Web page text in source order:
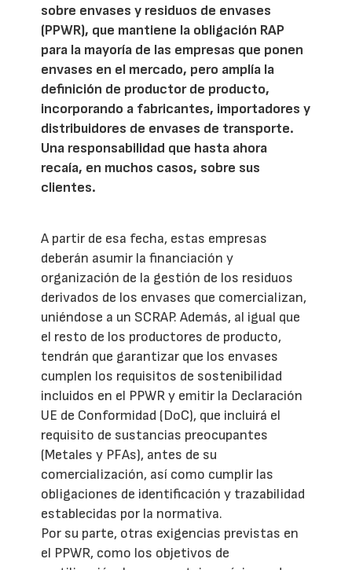
sobre envases y residuos de envases
(PPWR), que mantiene la obligación RAP
para la mayoría de las empresas que ponen
envases en el mercado, pero amplía la
definición de productor de producto,
incorporando a fabricantes, importadores y
distribuidores de envases de transporte.
Una responsabilidad que hasta ahora
recaía, en muchos casos, sobre sus
clientes.
A partir de esa fecha, estas empresas
deberán asumir la financiación y
organización de la gestión de los residuos
derivados de los envases que comercializan,
uniéndose a un SCRAP. Además, al igual que
el resto de los productores de producto,
tendrán que garantizar que los envases
cumplen los requisitos de sostenibilidad
incluidos en el PPWR y emitir la Declaración
UE de Conformidad (DoC), que incluirá el
requisito de sustancias preocupantes
(Metales y PFAs), antes de su
comercialización, así como cumplir las
obligaciones de identificación y trazabilidad
establecidas por la normativa.
Por su parte, otras exigencias previstas en
el PPWR, como los objetivos de